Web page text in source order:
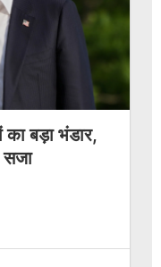
का बड़ा भंडार,
सजा